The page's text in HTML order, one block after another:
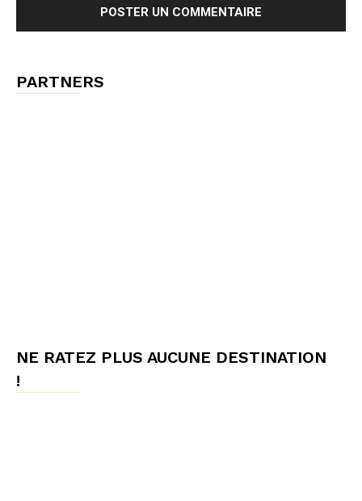
PARTNERS
NE RATEZ PLUS AUCUNE DESTINATION
!